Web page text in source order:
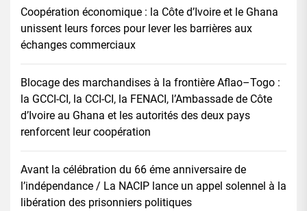
Coopération économique : la Côte d’Ivoire et le Ghana
unissent leurs forces pour lever les barrières aux
échanges commerciaux
Blocage des marchandises à la frontière Aflao–Togo :
la GCCI-CI, la CCI-CI, la FENACI, l’Ambassade de Côte
d’Ivoire au Ghana et les autorités des deux pays
renforcent leur coopération
Avant la célébration du 66 éme anniversaire de
l’indépendance / La NACIP lance un appel solennel à la
libération des prisonniers politiques